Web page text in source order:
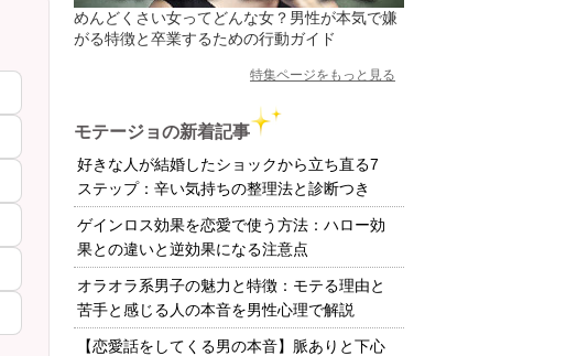
めんどくさい女ってどんな女？男性が本気で嫌
がる特徴と卒業するための行動ガイド
特集ページをもっと見る
モテージョの新着記事
好きな人が結婚したショックから立ち直る7
ステップ：辛い気持ちの整理法と診断つき
ゲインロス効果を恋愛で使う方法：ハロー効
果との違いと逆効果になる注意点
オラオラ系男子の魅力と特徴：モテる理由と
苦手と感じる人の本音を男性心理で解説
【恋愛話をしてくる男の本音】脈ありと下心